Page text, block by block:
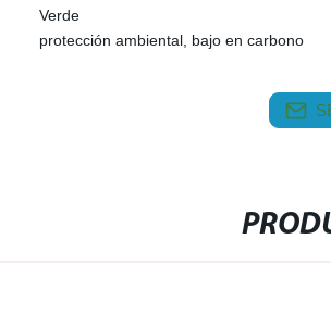
Verde
protección ambiental, bajo en carbono